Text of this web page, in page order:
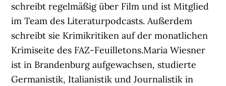
schreibt regelmäßig über Film und ist Mitglied
im Team des Literaturpodcasts. Außerdem
schreibt sie Krimikritiken auf der monatlichen
Krimiseite des FAZ-Feuilletons.Maria Wiesner
ist in Brandenburg aufgewachsen, studierte
Germanistik, Italianistik und Journalistik in